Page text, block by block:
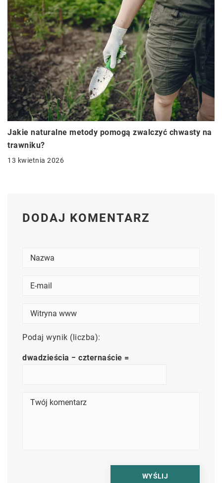
Jakie naturalne metody pomogą zwalczyć chwasty na
trawniku?
13 kwietnia 2026
DODAJ KOMENTARZ
Podaj wynik (liczba):
dwadzieścia − czternaście =